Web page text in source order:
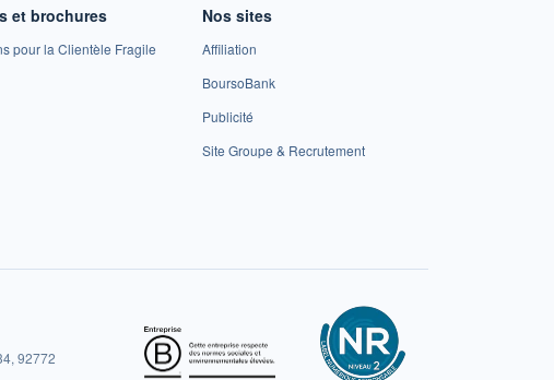
et brochures
pour la Clientèle Fragile
Nos sites
Affiliation
BoursoBank
Publicité
Site Groupe & Recrutement
92772